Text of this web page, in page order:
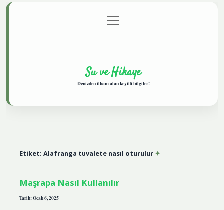
Gizlilik Politikası
menüyü
aç
Su ve Hikaye
Denizden ilham alan keyifli bilgiler!
Etiket: Alafranga tuvalete nasıl oturulur
Maşrapa Nasıl Kullanılır
Tarih: Ocak 6, 2025